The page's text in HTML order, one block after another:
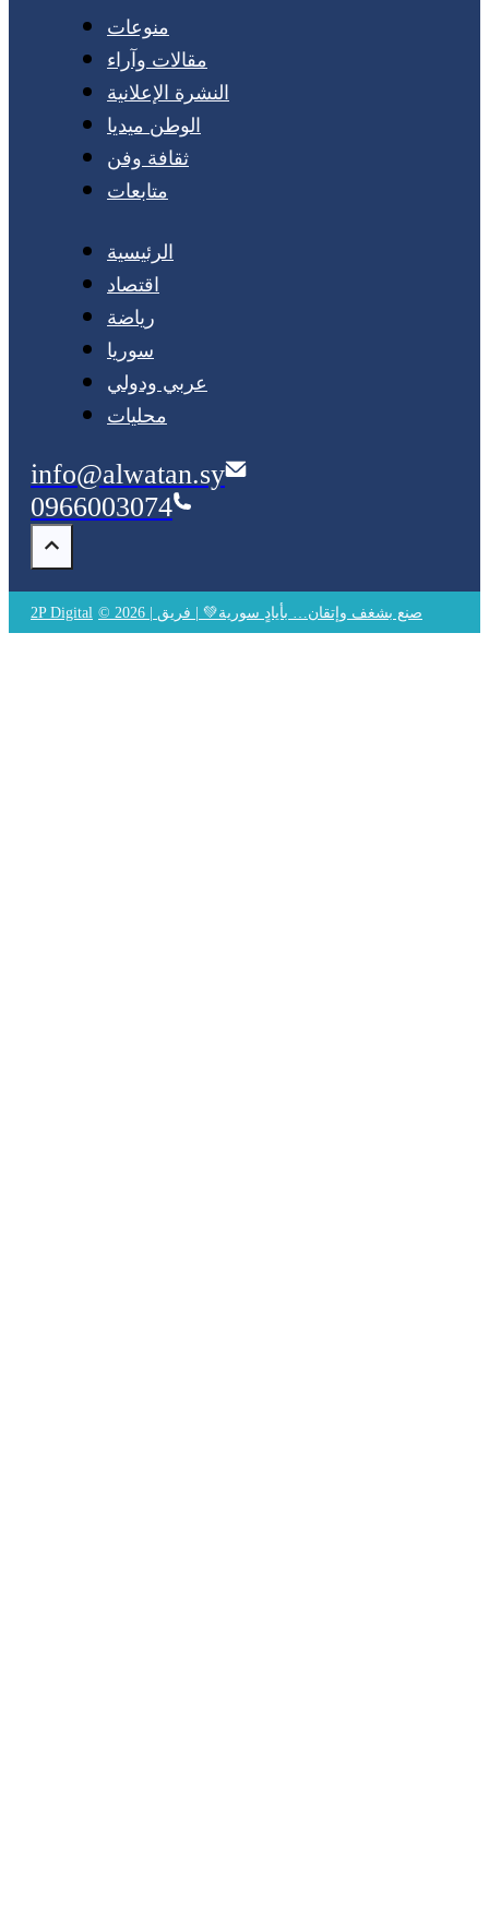
منوعات
مقالات وآراء
النشرة الإعلانية
الوطن ميديا
ثقافة وفن
متابعات
الرئيسية
اقتصاد
رياضة
سوريا
عربي ودولي
محليات
info@alwatan.sy
0966003074
2P Digital © 2026 | صنع بشغف وإتقان… بأيادٍ سورية💚 | فريق